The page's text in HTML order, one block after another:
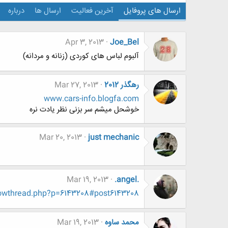
ارسال های پروفایل آخرین فعالیت ارسال ها درباره
Joe_Bel
Apr 3, 2013
آلبوم لباس های کوردی (زنانه و مردانه)
رهگذر 2012
Mar 27, 2013
www.cars-info.blogfa.com
خوشحل میشم سر بزنی نظر یادت نره
just mechanic
Mar 20, 2013
.angel.
Mar 19, 2013
محمد ساوه Mar 19, 2013